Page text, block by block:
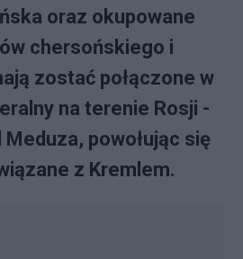
oraz okupowane
chersońskiego i
zostać połączone w
na terenie Rosji -
powołując się
z Kremlem.